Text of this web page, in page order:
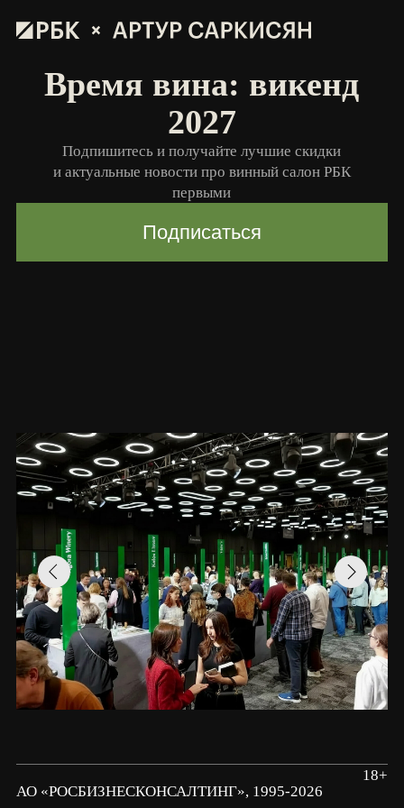
Время вина: викенд
2027
Подпишитесь и получайте лучшие скидки
и актуальные новости про винный салон РБК
первыми
Подписаться
АО «РОСБИЗНЕСКОНСАЛТИНГ», 1995-2026
18+
Информация об ограничениях
Правовая информация
Политика конфиденциальности
По вопросам: winefest@rbc.ru